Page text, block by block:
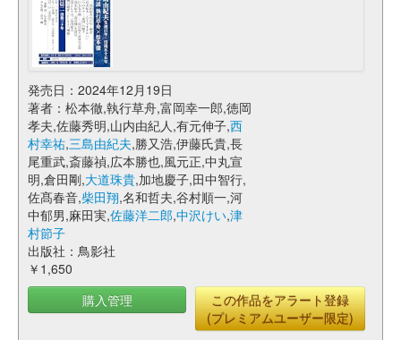
発売日：2024年12月19日
著者：松本徹,執行草舟,富岡幸一郎,徳岡
孝夫,佐藤秀明,山内由紀人,有元伸子,西
村幸祐,三島由紀夫,勝又浩,伊藤氏貴,長
尾重武,斎藤禎,広本勝也,風元正,中丸宣
明,倉田剛,大道珠貴,加地慶子,田中智行,
佐髙春音,柴田翔,名和哲夫,谷村順一,河
中郁男,麻田実,佐藤洋二郎,中沢けい,津
村節子
出版社：鳥影社
￥1,650
購入管理
この作品をアラート登録
(プレミアムユーザー限定)